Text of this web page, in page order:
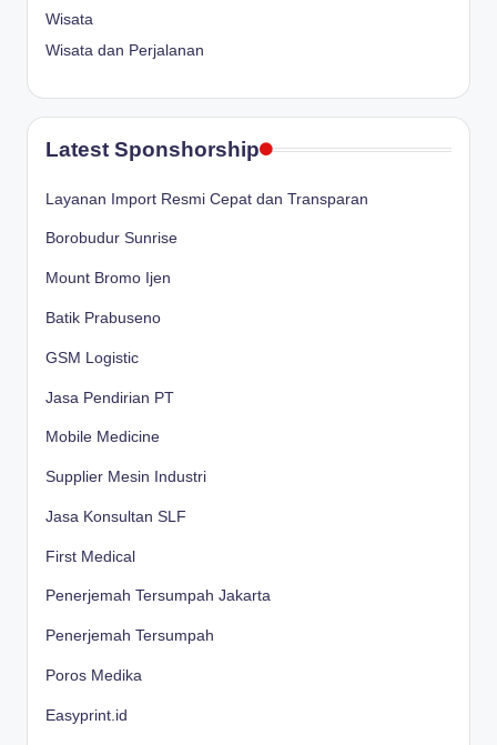
Wisata
Wisata dan Perjalanan
Latest Sponshorship
Layanan Import Resmi Cepat dan Transparan
Borobudur Sunrise
Mount Bromo Ijen
Batik Prabuseno
GSM Logistic
Jasa Pendirian PT
Mobile Medicine
Supplier Mesin Industri
Jasa Konsultan SLF
First Medical
Penerjemah Tersumpah Jakarta
Penerjemah Tersumpah
Poros Medika
Easyprint.id